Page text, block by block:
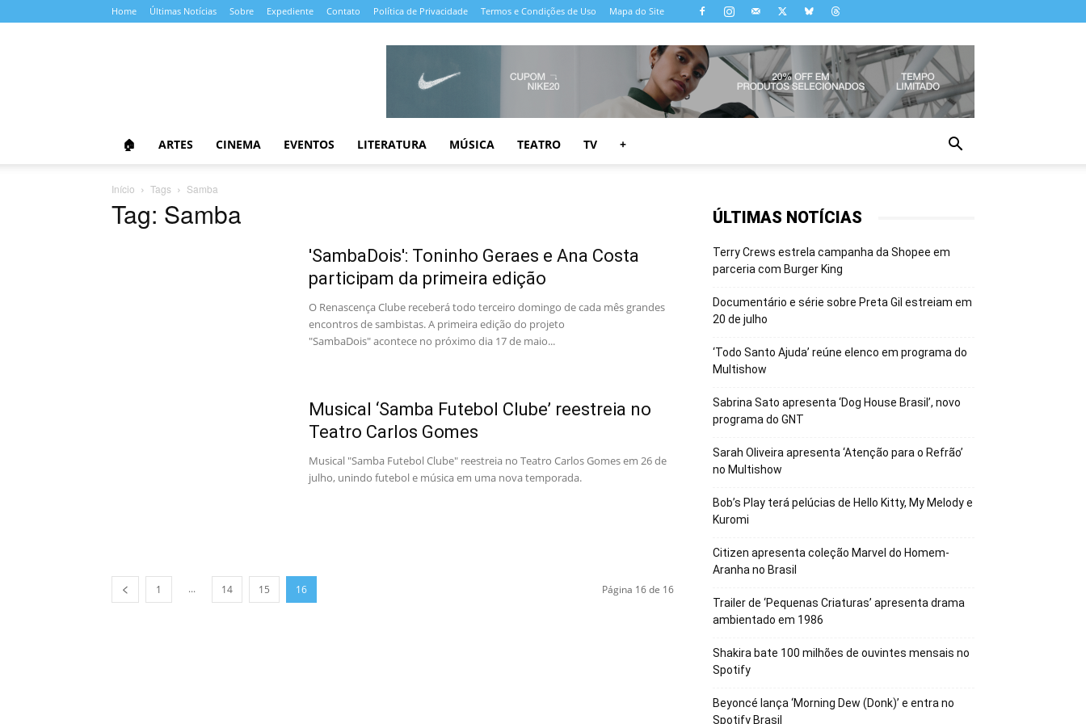
Home Últimas Notícias Sobre Expediente Contato Política de Privacidade Termos e Condições de Uso Mapa do Site
🏠 ARTES CINEMA EVENTOS LITERATURA MÚSICA TEATRO TV +
Início Tags Samba
Tag: Samba
'SambaDois': Toninho Geraes e Ana Costa
participam da primeira edição
O Renascença Clube receberá todo terceiro domingo de cada mês grandes
encontros de sambistas. A primeira edição do projeto
"SambaDois" acontece no próximo dia 17 de maio...
Musical ‘Samba Futebol Clube’ reestreia no
Teatro Carlos Gomes
Musical "Samba Futebol Clube" reestreia no Teatro Carlos Gomes em 26 de
julho, unindo futebol e música em uma nova temporada.
1 ... 14 15 16 Página 16 de 16
ÚLTIMAS NOTÍCIAS
Terry Crews estrela campanha da Shopee em
parceria com Burger King
Documentário e série sobre Preta Gil estreiam em
20 de julho
‘Todo Santo Ajuda’ reúne elenco em programa do
Multishow
Sabrina Sato apresenta ‘Dog House Brasil’, novo
programa do GNT
Sarah Oliveira apresenta ‘Atenção para o Refrão’
no Multishow
Bob’s Play terá pelúcias de Hello Kitty, My Melody e
Kuromi
Citizen apresenta coleção Marvel do Homem-
Aranha no Brasil
Trailer de ‘Pequenas Criaturas’ apresenta drama
ambientado em 1986
Shakira bate 100 milhões de ouvintes mensais no
Spotify
Beyoncé lança ‘Morning Dew (Donk)’ e entra no
Spotify Brasil